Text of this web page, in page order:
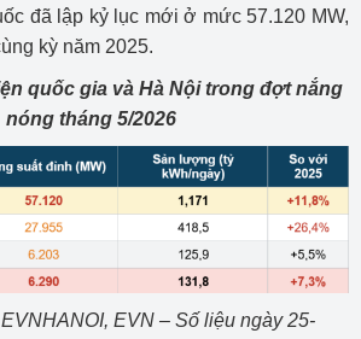
đã lập kỷ lục mới ở mức 57.120 MW,
kỳ năm 2025.
quốc gia và Hà Nội trong đợt nắng
nóng tháng 5/2026
EVN – Số liệu ngày 25-